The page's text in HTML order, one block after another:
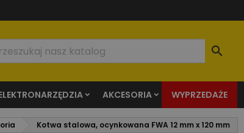

AKCESORIA WYPRZEDAŻE
Kotwa stalowa, ocynkowana FWA 12 mm x 120 mm